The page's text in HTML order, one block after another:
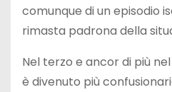
comunque di un episodio
rimasta padrona della
Nel terzo e ancor di più
è divenuto più